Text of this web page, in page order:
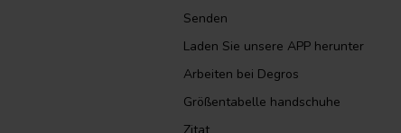
Senden
Laden Sie unsere APP herunter
Arbeiten bei Degros
Größentabelle handschuhe